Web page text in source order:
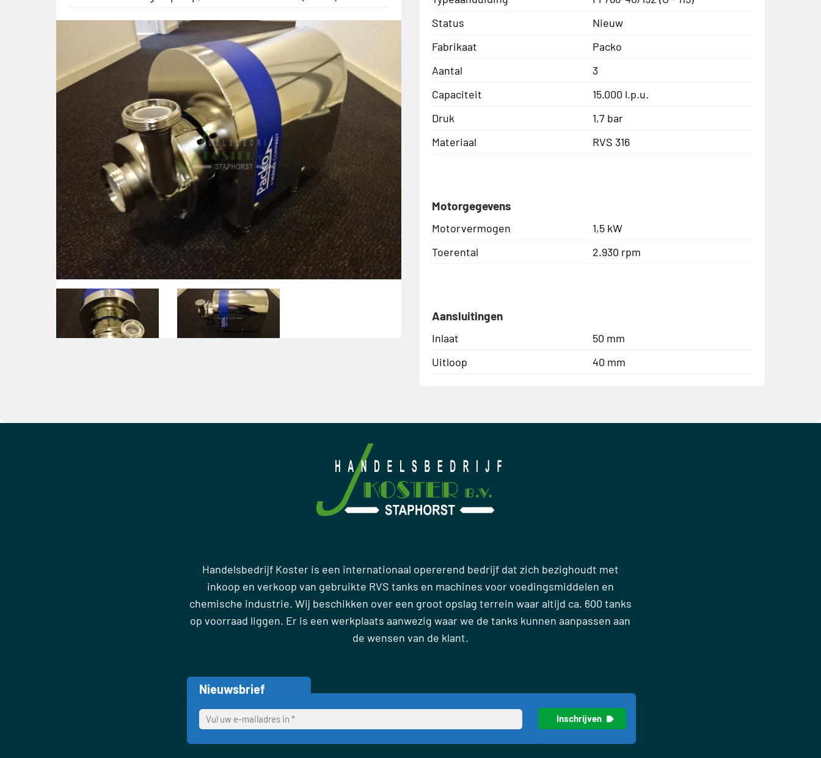
Status
Nieuw
Fabrikaat
Packo
Aantal
3
Capaciteit
15.000 l.p.u.
Druk
1,7 bar
Materiaal
RVS 316
Motorgegevens
Motorvermogen
1,5 kW
Toerental
2.930 rpm
Aansluitingen
Inlaat
50 mm
Uitloop
40 mm
Handelsbedrijf Koster is een internationaal opererend bedrijf dat zich bezighoudt met
inkoop en verkoop van gebruikte RVS tanks en machines voor voedingsmiddelen en
chemische industrie. Wij beschikken over een groot opslag terrein waar altijd ca. 600 tanks
op voorraad liggen. Er is een werkplaats aanwezig waar we de tanks kunnen aanpassen aan
de wensen van de klant.
Nieuwsbrief